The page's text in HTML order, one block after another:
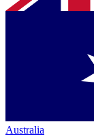
Australia